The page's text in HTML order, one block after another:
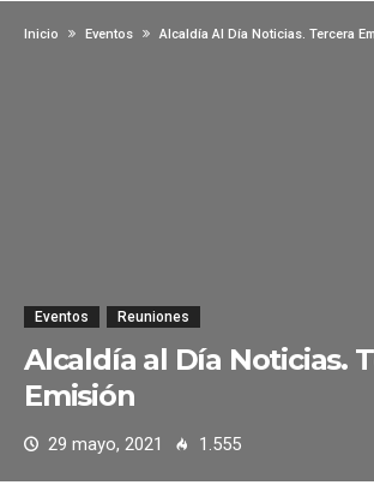
Inicio Eventos Alcaldía Al Día Noticias. Tercera
Eventos Reuniones
Alcaldía al Día Noticias.
Emisión
29 mayo, 2021 1.555